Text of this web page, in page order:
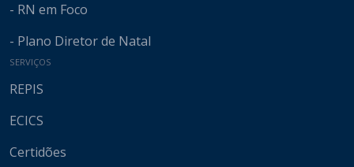
- RN em Foco
- Plano Diretor de Natal
SERVIÇOS
REPIS
ECICS
Certidões